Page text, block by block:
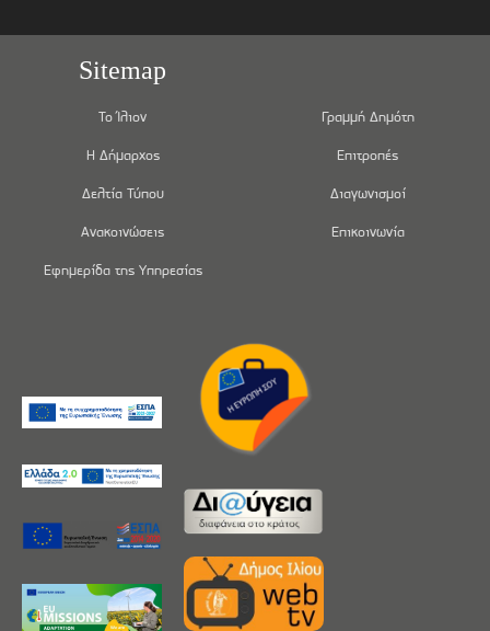
Sitemap
Το Ίλιον
Η Δήμαρχος
Δελτία Τύπου
Ανακοινώσεις
Εφημερίδα της Υπηρεσίας
Γραμμή Δημότη
Επιτροπές
Διαγωνισμοί
Επικοινωνία